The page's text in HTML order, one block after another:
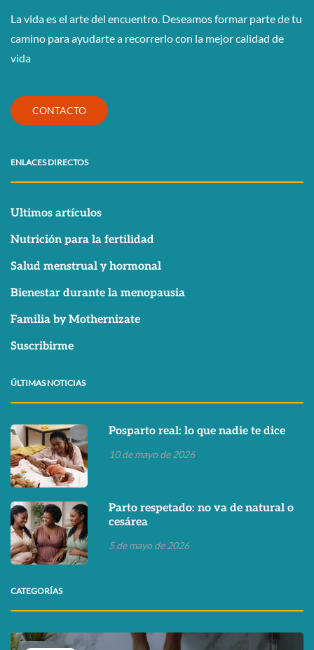
La vida es el arte del encuentro. Deseamos formar parte de tu
camino para ayudarte a recorrerlo con la mejor calidad de
vida
CONTACTO
ENLACES DIRECTOS
Ultimos artículos
Nutrición para la fertilidad
Salud menstrual y hormonal
Bienestar durante la menopausia
Familia by Mothernizate
Suscribirme
ÚLTIMAS NOTICIAS
Posparto real: lo que nadie te dice
10 de mayo de 2026
Parto respetado: no va de natural o
cesárea
5 de mayo de 2026
CATEGORÍAS